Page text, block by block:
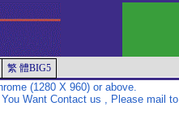
繁 體BIG5
(1280 X 960) or above.
Want Contact us , Please mail to